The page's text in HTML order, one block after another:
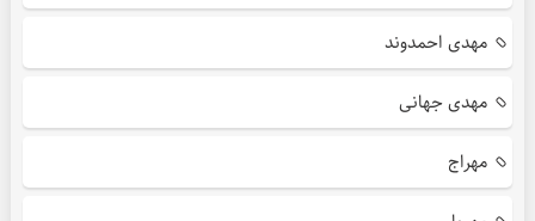
مهدی احمدوند
مهدی جهانی
مهراج